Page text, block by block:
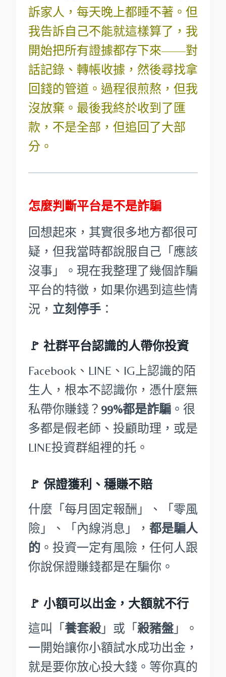
訴家人，每天晚上都睡不著。但
我告訴自己不能就這樣算了，我
開始把所有證據都存下來——對
話記錄、轉帳收據，然後尋找拿
回錢的管道。過程很煎熬，但我
沒放棄。最後我終於收到了匯
款，不是全部，但追回了大部
分。
怎麼判斷平台是不是詐騙
回想起來，其實很多地方都很可
疑，但我當時都說服自己「應該
沒事」。現在我整理了幾個詐騙
平台的特徵，如果你遇到這些情
況， 立刻停手 ：
🚩 社群平台認識的人帶你投資
Facebook、LINE、IG上認識的陌
生人，根本不認識你，憑什麼無
私帶你賺錢？ 99%都是詐騙 。很
多都是假老師、投顧助理，或是
LINE投資群組裡的托。
🚩 保證獲利、穩賺不賠
什麼「每月固定報酬」、「零風
險」、「內線消息」， 都是騙人
的 。投資一定有風險，任何人跟
你說保證賺錢都是在騙你。
🚩 小額可以出金，大額就不行
這叫「 養套殺」或「 殺豬盤 」。
一開始讓你小額試水成功出金，
就是要你放心投大錢。等你真的